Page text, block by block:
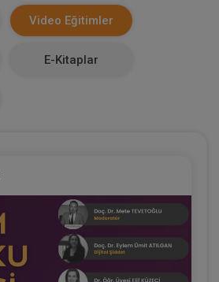
Video Eğitimler
E-Kitaplar